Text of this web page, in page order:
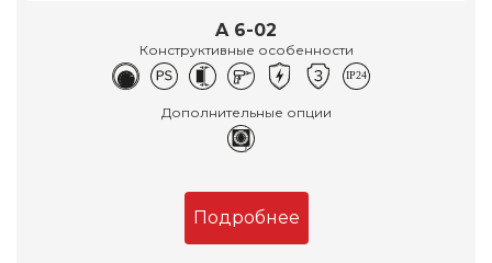
A 6-02
Конструктивные особенности
Дополнительные опции
Подробнее